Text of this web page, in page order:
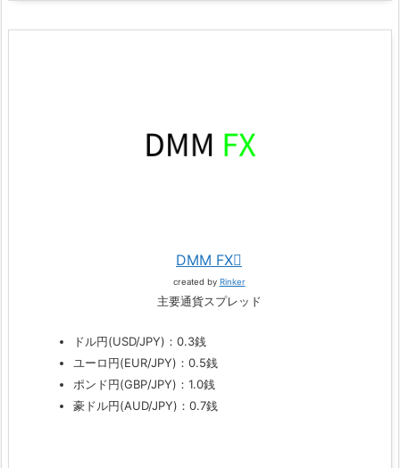
DMM FX
created by Rinker
主要通貨スプレッド
ドル円(USD/JPY)：0.3銭
ユーロ円(EUR/JPY)：0.5銭
ポンド円(GBP/JPY)：1.0銭
豪ドル円(AUD/JPY)：0.7銭